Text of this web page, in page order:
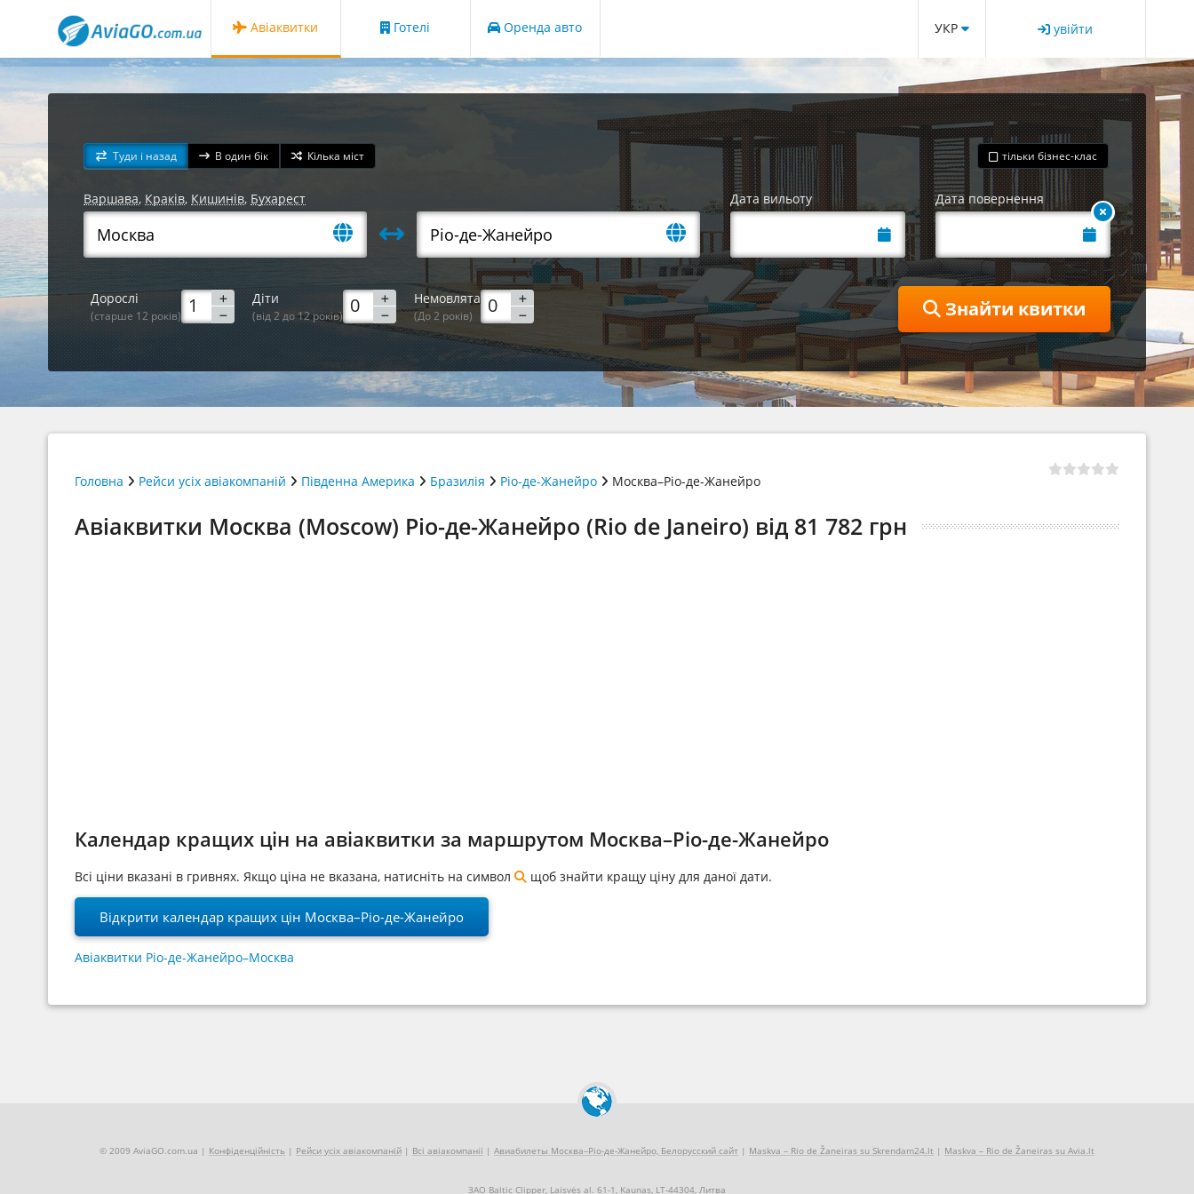
Авіаквитки Готелі Оренда авто УКР увійти
Туди і назад В один бік Кілька міст тільки бізнес-клас
Варшава, Краків, Кишинів, Бухарест Дата вильоту Дата повернення
Дорослі
(старше 12 років)
Діти
(від 2 до 12 років)
Немовлята
(До 2 років) Знайти квитки
Головна Рейси усіх авіакомпаній Південна Америка Бразилія Ріо-де-Жанейро Москва–Ріо-де-Жанейро
Авіаквитки Москва (Moscow) Ріо-де-Жанейро (Rio de Janeiro) від 81 782 грн
Календар кращих цін на авіаквитки за маршрутом Москва–Ріо-де-Жанейро
Всі ціни вказані в гривнях. Якщо ціна не вказана, натисніть на символ щоб знайти кращу ціну для даної дати.
Відкрити календар кращих цін Москва–Ріо-де-Жанейро
Авіаквитки Ріо-де-Жанейро–Москва
© 2009 AviaGO.com.ua | Конфіденційність | Рейси усіх авіакомпаній | Всі авіакомпанії | Авиабилеты Москва–Ріо-де-Жанейро, Белорусский сайт | Maskva – Rio de Žaneiras su Skrendam24.lt | Maskva – Rio de Žaneiras su Avia.lt
ЗАО Baltic Clipper, Laisvės al. 61-1, Kaunas, LT-44304, Литва